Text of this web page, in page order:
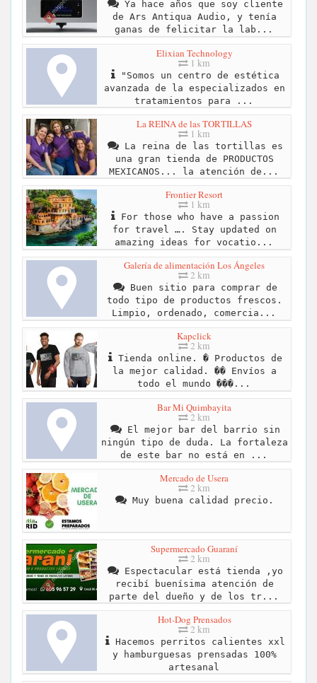
Ya hace años que soy cliente
de Ars Antiqua Audio, y tenía
ganas de felicitar la lab...
Elixian Technology
1 km
"Somos un centro de estética
avanzada de la especializados en
tratamientos para ...
La REINA de las TORTILLAS
1 km
La reina de las tortillas es
una gran tienda de PRODUCTOS
MEXICANOS... la atención de...
Frontier Resort
1 km
For those who have a passion
for travel …. Stay updated on
amazing ideas for vocatio...
Galería de alimentación Los Ángeles
2 km
Buen sitio para comprar de
todo tipo de productos frescos.
Limpio, ordenado, comercia...
Kapclick
2 km
Tienda online. � Productos de
la mejor calidad. �� Envíos a
todo el mundo ���...
Bar Mi Quimbayita
2 km
El mejor bar del barrio sin
ningún tipo de duda. La fortaleza
de este bar no está en ...
Mercado de Usera
2 km
Muy buena calidad precio.
Supermercado Guaraní
2 km
Espectacular está tienda ,yo
recibí buenísima atención de
parte del dueño y de los tr...
Hot-Dog Prensados
2 km
Hacemos perritos calientes xxl
y hamburguesas prensadas 100%
artesanal